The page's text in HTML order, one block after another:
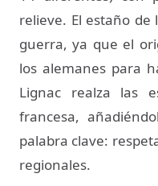
relieve. El estaño de
guerra, ya que el
los alemanes para
Lignac realza las
francesa,
palabra clave:
regionales.